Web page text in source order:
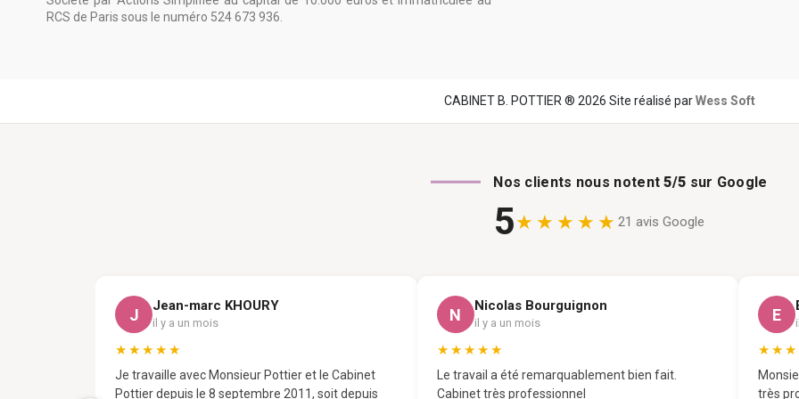
RCS de Paris sous le numéro 524 673 936.
CABINET B. POTTIER ® 2026 Site réalisé parWess Soft
Nos clients nous notent5/5 sur Google
5★★★★★ 21 avis Google
J Jean-marc KHOURY
il y a un mois
★★★★★
Je travaille avec Monsieur Pottier et le Cabinet
Pottier depuis le 8 septembre 2011, soit depuis
N Nicolas Bourguignon
il y a un mois
★★★★★
Le travail a été remarquablement bien fait.
Cabinet très professionnel
E
très